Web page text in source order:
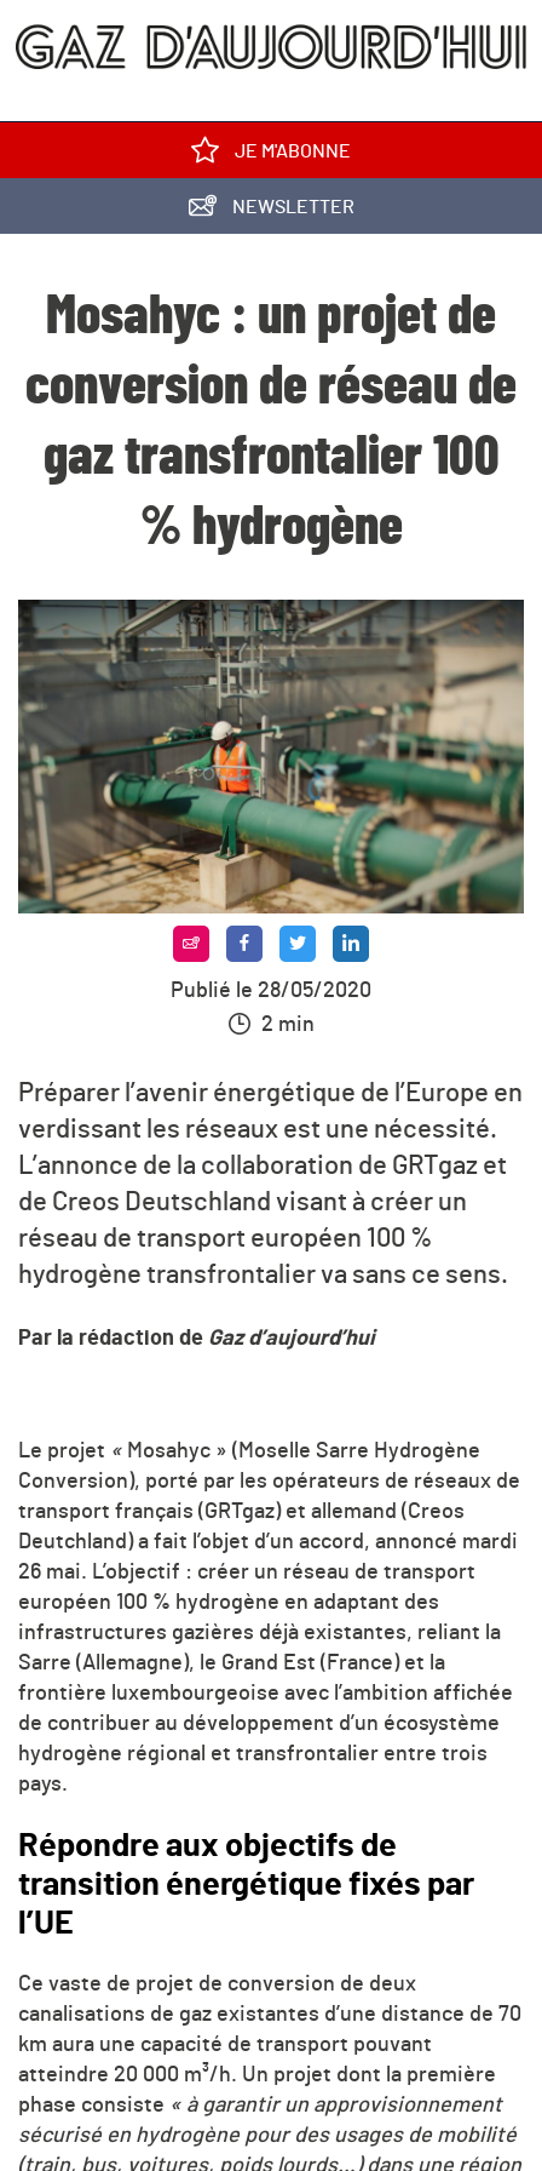
JE M'ABONNE
NEWSLETTER
Mosahyc : un projet de
conversion de réseau de
gaz transfrontalier 100
% hydrogène
Publié le 28/05/2020
2 min
Préparer l’avenir énergétique de l’Europe en
verdissant les réseaux est une nécessité.
L’annonce de la collaboration de GRTgaz et
de Creos Deutschland visant à créer un
réseau de transport européen 100 %
hydrogène transfrontalier va sans ce sens.
Par la rédaction de Gaz d’aujourd’hui
Le projet « Mosahyc » (Moselle Sarre Hydrogène
Conversion), porté par les opérateurs de réseaux de
transport français (GRTgaz) et allemand (Creos
Deutchland) a fait l’objet d’un accord, annoncé mardi
26 mai. L’objectif : créer un réseau de transport
européen 100 % hydrogène en adaptant des
infrastructures gazières déjà existantes, reliant la
Sarre (Allemagne), le Grand Est (France) et la
frontière luxembourgeoise avec l’ambition affichée
de contribuer au développement d’un écosystème
hydrogène régional et transfrontalier entre trois
pays.
Répondre aux objectifs de
transition énergétique fixés par
l’UE
Ce vaste de projet de conversion de deux
canalisations de gaz existantes d’une distance de 70
km aura une capacité de transport pouvant
atteindre 20 000 m³/h. Un projet dont la première
phase consiste « à garantir un approvisionnement
sécurisé en hydrogène pour des usages de mobilité
(train, bus, voitures, poids lourds…) dans une région